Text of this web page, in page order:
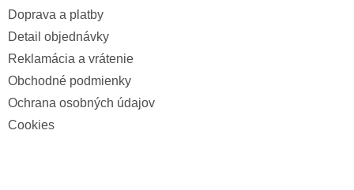
Doprava a platby
Detail objednávky
Reklamácia a vrátenie
Obchodné podmienky
Ochrana osobných údajov
Cookies